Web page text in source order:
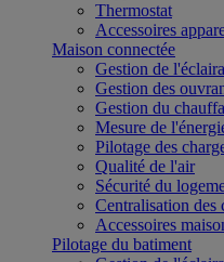
Thermostat
Accessoires
Maison connectée
Gestion de
Gestion des
Gestion du
Mesure de
Pilotage des
Qualité de l'air
Sécurité du
Centralisation des
Accessoires
Pilotage du batiment